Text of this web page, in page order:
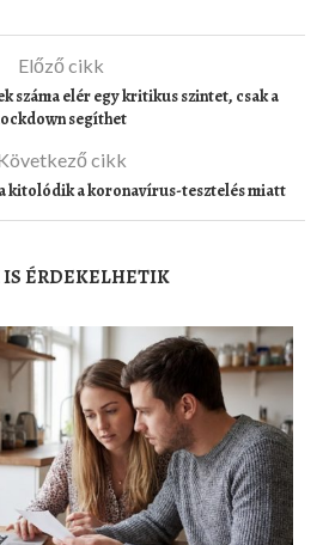
Előző cikk
száma elér egy kritikus szintet, csak a
segíthet
cikk
kitolódik a koronavírus-tesztelés miatt
IS ÉRDEKELHETIK